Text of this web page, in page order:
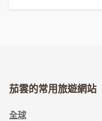
茄雲的常用旅遊網站
全球